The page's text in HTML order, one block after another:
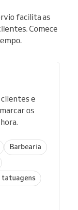
facilita as
Comece
clientes e
os
Barbearia
tatuagens